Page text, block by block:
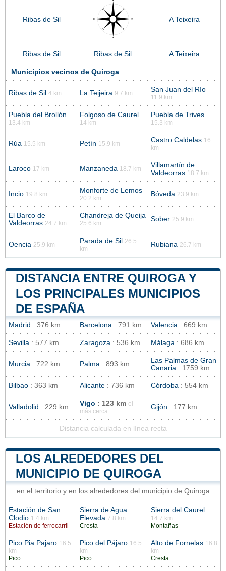
Ribas de Sil A Teixeira
Ribas de Sil Ribas de Sil A Teixeira
Municipios vecinos de Quiroga
Ribas de Sil 4 km La Teijeira 9.7 km San Juan del Río
11.9 km
Puebla del Brollón
13.4 km
Folgoso de Caurel
14 km
Puebla de Trives
15.3 km
Rúa 15.5 km Petín 15.9 km Castro Caldelas 16
km
Laroco 17 km Manzaneda 18.7 km
Villamartín de
Valdeorras 18.7 km
Incio 19.8 km Monforte de Lemos
20.2 km
Bóveda 23.9 km
El Barco de
Valdeorras 24.7 km
Chandreja de Queija
25.6 km
Sober 25.9 km
Oencia 25.9 km Parada de Sil 26.5
km
Rubiana 26.7 km
DISTANCIA ENTRE QUIROGA Y
LOS PRINCIPALES MUNICIPIOS
DE ESPAÑA
Madrid : 376 km Barcelona : 791 km Valencia : 669 km
Sevilla : 577 km Zaragoza : 536 km Málaga : 686 km
Murcia : 722 km Palma : 893 km
Las Palmas de Gran
Canaria : 1759 km
Bilbao : 363 km Alicante : 736 km Córdoba : 554 km
Valladolid : 229 km Vigo : 123 km el
más cerca
Gijón : 177 km
Distancia calculada en línea recta
LOS ALREDEDORES DEL
MUNICIPIO DE QUIROGA
en el territorio y en los alrededores del municipio de Quiroga
Estación de San
Clodio 1.4 km
Estación de ferrocarril
Sierra de Agua
Elevada 7.8 km
Cresta
Sierra del Caurel
14.7 km
Montañas
Pico Pia Pajaro 16.5
km
Pico
Pico del Pájaro 16.5
km
Pico
Alto de Fornelas 16.8
km
Cresta